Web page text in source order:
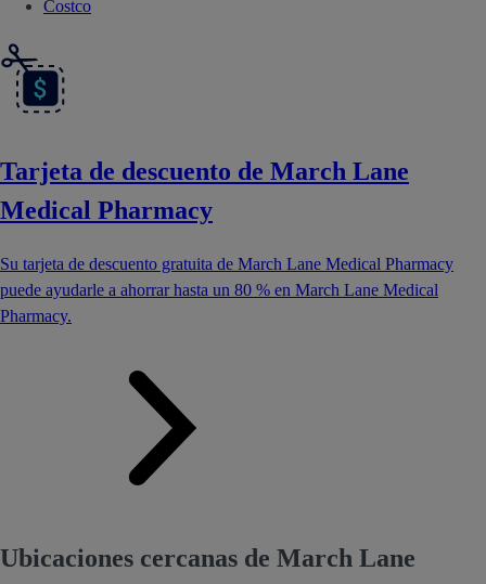
Costco
Tarjeta de descuento de March Lane
Medical Pharmacy
Su tarjeta de descuento gratuita de March Lane Medical Pharmacy
puede ayudarle a ahorrar hasta un 80 % en March Lane Medical
Pharmacy.
Ubicaciones cercanas de March Lane